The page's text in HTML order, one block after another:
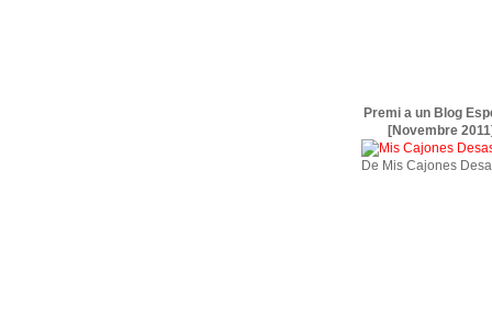
Premi a un Blog
[Novembre
De Mis Cajones